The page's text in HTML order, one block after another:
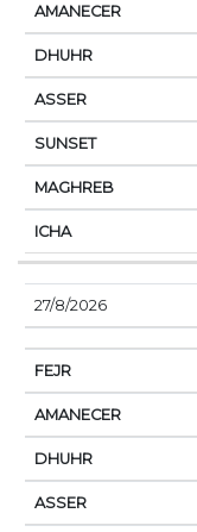
27/8/2026